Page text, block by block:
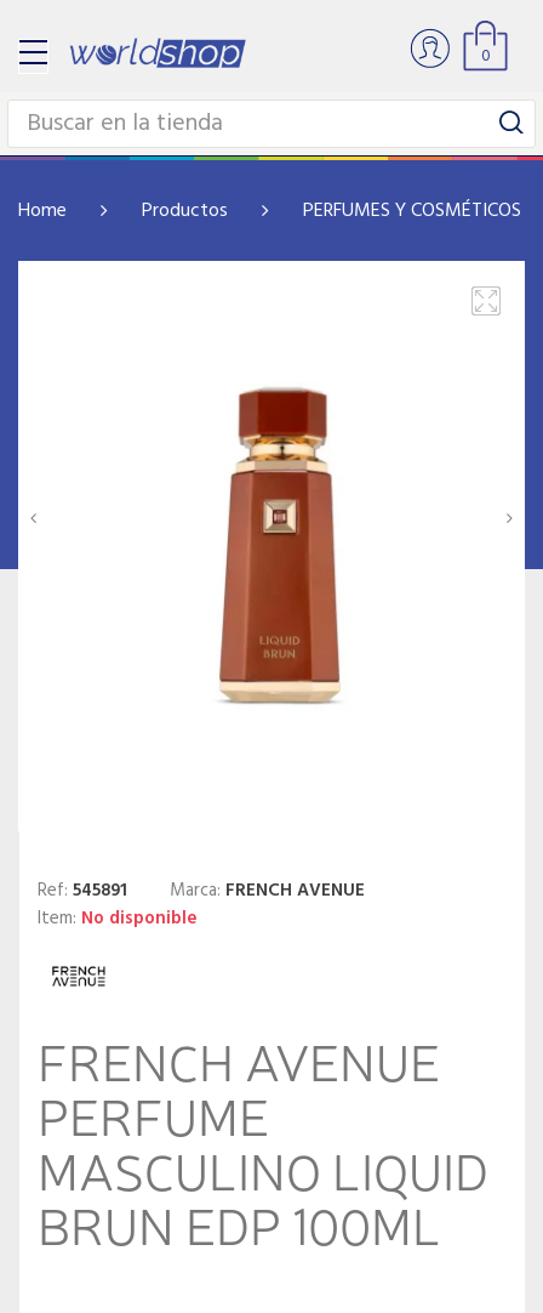
0
Home Productos PERFUMES Y COSMÉTICOS
Ref: 545891 Marca: FRENCH AVENUE
Item: No disponible
FRENCH AVENUE
PERFUME
MASCULINO LIQUID
BRUN EDP 100ML